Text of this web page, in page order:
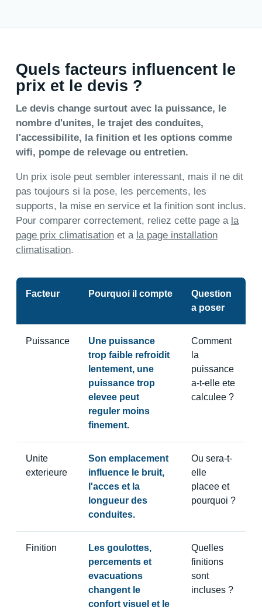
Quels facteurs influencent le
prix et le devis ?
Le devis change surtout avec la puissance, le
nombre d'unites, le trajet des conduites,
l'accessibilite, la finition et les options comme
wifi, pompe de relevage ou entretien.
Un prix isole peut sembler interessant, mais il ne dit
pas toujours si la pose, les percements, les
supports, la mise en service et la finition sont inclus.
Pour comparer correctement, reliez cette page a la
page prix climatisationet a la page installation
climatisation.
Facteur Pourquoi il compte
Question
a poser
Puissance
Une puissance
trop faible refroidit
lentement, une
puissance trop
elevee peut
reguler moins
finement.
Comment
la
puissance
a-t-elle ete
calculee ?
Unite
exterieure
Son emplacement
influence le bruit,
l'acces et la
longueur des
conduites.
Ou sera-t-
elle
placee et
pourquoi ?
Finition
Les goulottes,
percements et
evacuations
changent le
confort visuel et le
Quelles
finitions
sont
incluses ?